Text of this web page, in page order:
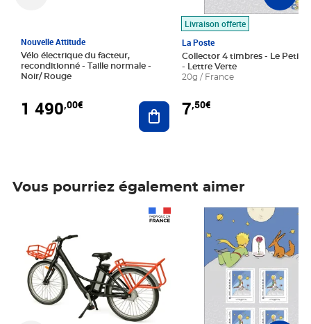
Nouvelle Attitude
Vélo électrique du facteur,
reconditionné - Taille normale -
Noir/ Rouge
1 490,00€ Ajouter au panier
Livraison offerte
La Poste
Collector 4 timbres - Le Petit
- Lettre Verte
20g / France
7,50€
Vous pourriez également aimer
Prix 7,50€